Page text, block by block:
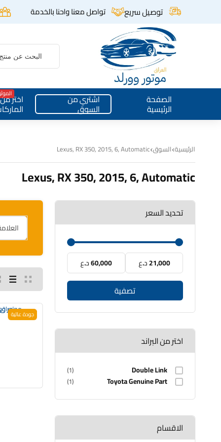
توصيل سريع تواصل معنا واحنا بالخدمة
الصفحة
الرئيسية
اشتري من
السوق
اختر من
الرئيسية السوق Lexus, RX 350, 2015, 6, Automatic
Lexus, RX 350, 2015, 6, Automatic
تحديد السعر
تصفية
21,000 د.ع 60,000 د.ع
اختر من البراند
Double Link
(1)
Toyota Genuine Part
(1)
الاقسام
جودة عالية